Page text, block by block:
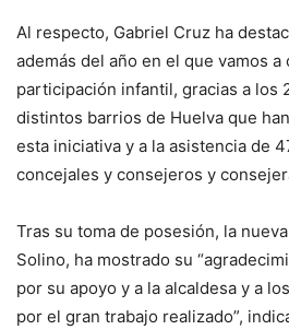
Al respecto, Gabriel Cruz ha
además del año en el que vamos
participación infantil, gracias a los
distintos barrios de Huelva que
esta iniciativa y a la asistencia de
concejales y consejeros y
Tras su toma de posesión, la
Solino, ha mostrado su
por su apoyo y a la alcaldesa y a
por el gran trabajo realizado”,